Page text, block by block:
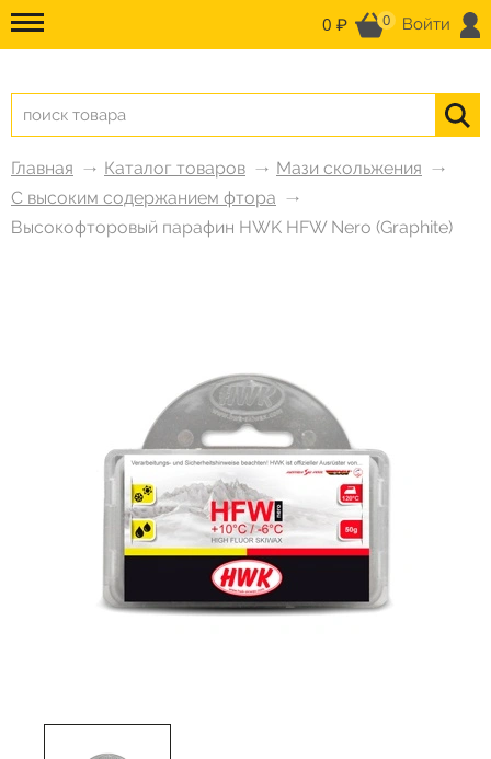
0 ₽ 0 Войти
Главная Каталог товаров
Мази скольжения
С высоким содержанием фтора
Высокофторовый парафин HWK HFW Nero (Graphite)